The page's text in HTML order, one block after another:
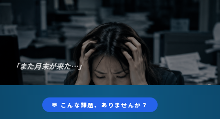
「また月末が来た…」
💬 こんな課題、ありませんか？